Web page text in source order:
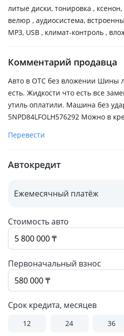
литые диски, тонировка ,
велюр , аудиосистема,
MP3, USB , климат-контроль ,
Комментарий продавца
Авто в ОТС без вложении Шины
есть. Жидкости что есть все
утиль оплатили. Машина без
5NPD84LFOLH576292 Можно в
Перевести
Автокредит
Ежемесячный платёж
Стоимость авто
Первоначальный взнос
Срок кредита, месяцев
12 24 36